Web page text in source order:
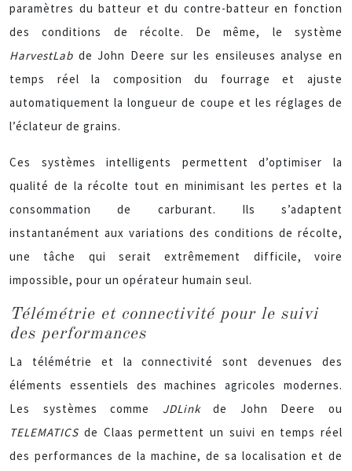
paramètres du batteur et du contre-batteur en fonction
des conditions de récolte. De même, le système
HarvestLab de John Deere sur les ensileuses analyse en
temps réel la composition du fourrage et ajuste
automatiquement la longueur de coupe et les réglages de
l’éclateur de grains.
Ces systèmes intelligents permettent d’optimiser la
qualité de la récolte tout en minimisant les pertes et la
consommation de carburant. Ils s’adaptent
instantanément aux variations des conditions de récolte,
une tâche qui serait extrêmement difficile, voire
impossible, pour un opérateur humain seul.
Télémétrie et connectivité pour le suivi
des performances
La télémétrie et la connectivité sont devenues des
éléments essentiels des machines agricoles modernes.
Les systèmes comme JDLinkde John Deere ou
TELEMATICS de Claas permettent un suivi en temps réel
des performances de la machine, de sa localisation et de